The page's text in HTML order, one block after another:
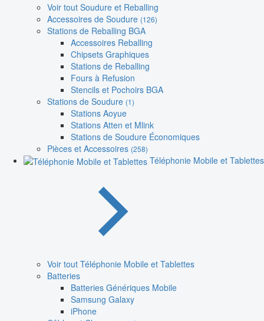
Voir tout Soudure et Reballing
Accessoires de Soudure (126)
Stations de Reballing BGA
Accessoires Reballing
Chipsets Graphiques
Stations de Reballing
Fours à Refusion
Stencils et Pochoirs BGA
Stations de Soudure (1)
Stations Aoyue
Stations Atten et Mlink
Stations de Soudure Économiques
Pièces et Accessoires (258)
Téléphonie Mobile et Tablettes
Voir tout Téléphonie Mobile et Tablettes
Batteries
Batteries Génériques Mobile
Samsung Galaxy
iPhone